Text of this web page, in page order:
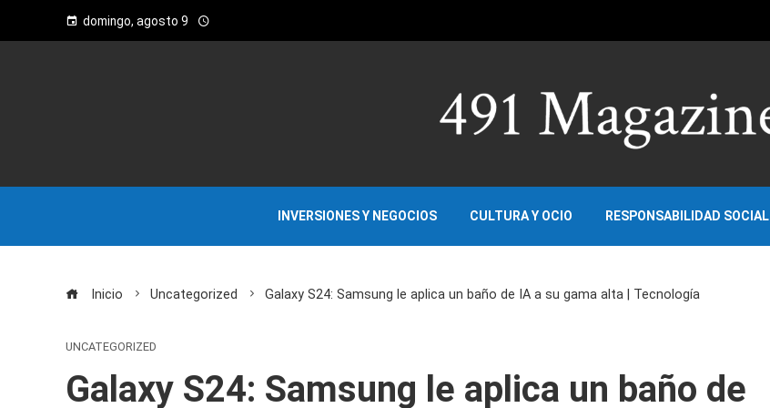
domingo, agosto 9
INVERSIONES Y NEGOCIOS CULTURA Y OCIO RESPONSABILIDAD SOCIAL
Inicio Uncategorized Galaxy S24: Samsung le aplica un baño de IA a su gama alta | Tecnología
UNCATEGORIZED
Galaxy S24: Samsung le aplica un baño de